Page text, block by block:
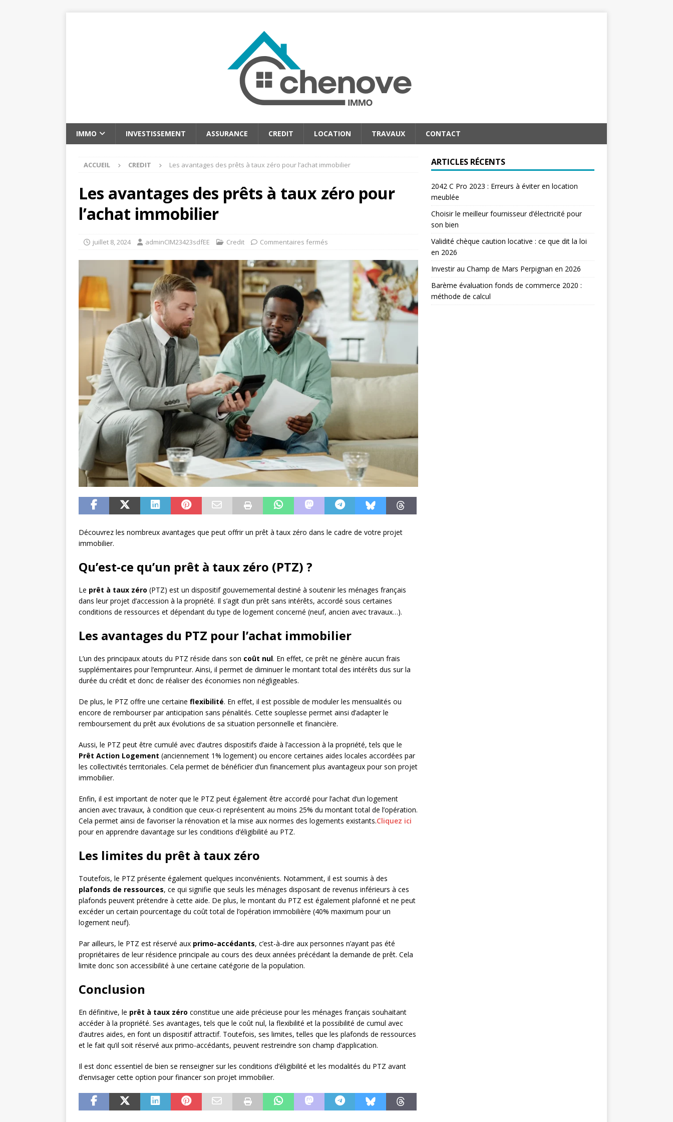
IMMO INVESTISSEMENT ASSURANCE CREDIT LOCATION TRAVAUX CONTACT
ACCUEIL CREDIT Les avantages des prêts à taux zéro pour l’achat immobilier
Les avantages des prêts à taux zéro pour
l’achat immobilier
juillet 8, 2024 adminCIM23423sdfEE Credit Commentaires fermés
Découvrez les nombreux avantages que peut offrir un prêt à taux zéro dans le cadre de votre projet
immobilier.
Qu’est-ce qu’un prêt à taux zéro (PTZ) ?
Le prêt à taux zéro (PTZ) est un dispositif gouvernemental destiné à soutenir les ménages français
dans leur projet d’accession à la propriété. Il s’agit d’un prêt sans intérêts, accordé sous certaines
conditions de ressources et dépendant du type de logement concerné (neuf, ancien avec travaux…).
Les avantages du PTZ pour l’achat immobilier
L’un des principaux atouts du PTZ réside dans son coût nul. En effet, ce prêt ne génère aucun frais
supplémentaires pour l’emprunteur. Ainsi, il permet de diminuer le montant total des intérêts dus sur la
durée du crédit et donc de réaliser des économies non négligeables.
De plus, le PTZ offre une certaine flexibilité. En effet, il est possible de moduler les mensualités ou
encore de rembourser par anticipation sans pénalités. Cette souplesse permet ainsi d’adapter le
remboursement du prêt aux évolutions de sa situation personnelle et financière.
Aussi, le PTZ peut être cumulé avec d’autres dispositifs d’aide à l’accession à la propriété, tels que le
Prêt Action Logement (anciennement 1% logement) ou encore certaines aides locales accordées par
les collectivités territoriales. Cela permet de bénéficier d’un financement plus avantageux pour son projet
immobilier.
Enfin, il est important de noter que le PTZ peut également être accordé pour l’achat d’un logement
ancien avec travaux, à condition que ceux-ci représentent au moins 25% du montant total de l’opération.
Cela permet ainsi de favoriser la rénovation et la mise aux normes des logements existants.Cliquez ici
pour en apprendre davantage sur les conditions d’éligibilité au PTZ.
Les limites du prêt à taux zéro
Toutefois, le PTZ présente également quelques inconvénients. Notamment, il est soumis à des
plafonds de ressources, ce qui signifie que seuls les ménages disposant de revenus inférieurs à ces
plafonds peuvent prétendre à cette aide. De plus, le montant du PTZ est également plafonné et ne peut
excéder un certain pourcentage du coût total de l’opération immobilière (40% maximum pour un
logement neuf).
Par ailleurs, le PTZ est réservé aux primo-accédants, c’est-à-dire aux personnes n’ayant pas été
propriétaires de leur résidence principale au cours des deux années précédant la demande de prêt. Cela
limite donc son accessibilité à une certaine catégorie de la population.
Conclusion
En définitive, le prêt à taux zéro constitue une aide précieuse pour les ménages français souhaitant
accéder à la propriété. Ses avantages, tels que le coût nul, la flexibilité et la possibilité de cumul avec
d’autres aides, en font un dispositif attractif. Toutefois, ses limites, telles que les plafonds de ressources
et le fait qu’il soit réservé aux primo-accédants, peuvent restreindre son champ d’application.
Il est donc essentiel de bien se renseigner sur les conditions d’éligibilité et les modalités du PTZ avant
d’envisager cette option pour financer son projet immobilier.
ARTICLES RÉCENTS
2042 C Pro 2023 : Erreurs à éviter en location
meublée
Choisir le meilleur fournisseur d’électricité pour
son bien
Validité chèque caution locative : ce que dit la loi
en 2026
Investir au Champ de Mars Perpignan en 2026
Barème évaluation fonds de commerce 2020 :
méthode de calcul